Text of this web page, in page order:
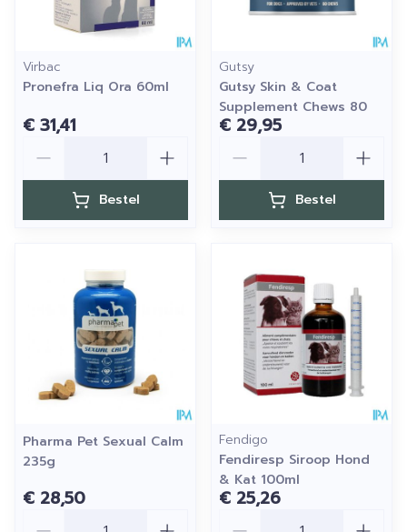
Virbac
Pronefra Liq Ora 60ml
€ 31,41
Bestel
Gutsy
Gutsy Skin & Coat
Supplement Chews 80
€ 29,95
Bestel
Pharma Pet Sexual Calm
235g
€ 28,50
Fendigo
Fendiresp Siroop Hond
& Kat 100ml
€ 25,26